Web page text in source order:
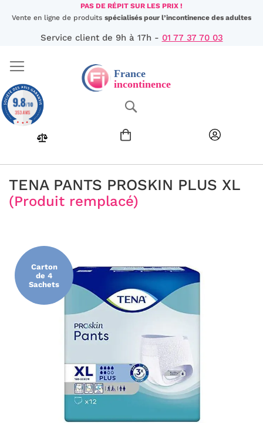
Aller
au
PAS DE RÉPIT SUR LES PRIX !
Vente en ligne de produits spécialisés pour l’incontinence des adultes
Service client de 9h à 17h - 01 77 37 70 03
TENA PANTS PROSKIN PLUS XL
(Produit remplacé)
fin
de
galerie
Carton
de 4
Sachets
9.8/10
353 AVIS